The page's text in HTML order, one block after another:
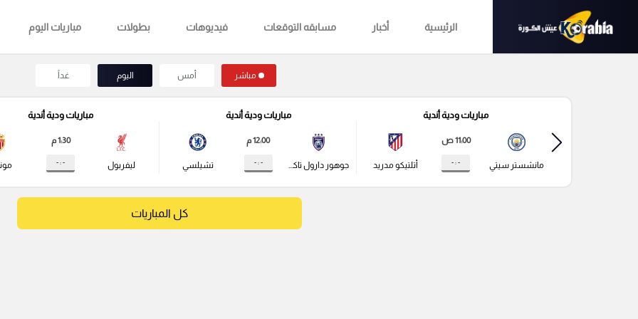
الرئيسية أخبار مسابقه التوقعات فيديوهات بطولات مباريات اليوم
مباشر أمس اليوم غداً
مباريات ودية أندية
مانشستر سيتي
11:00 ص
- : - أتلتيكو مدريد
مباريات ودية أندية
جوهور دارول تاكزيم
12:00 م
- : - تشيلسي
مباريات ودية أندية
ليفربول
1:30 م
- : -
كل المباريات